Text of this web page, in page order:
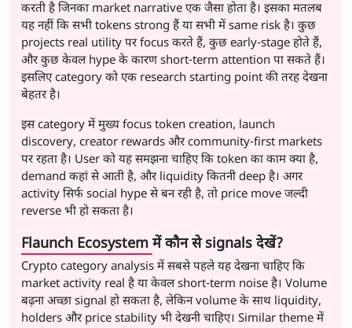
करती है जिनका market narrative एक जैसा होता है। इसका मतलब
यह नहीं कि सभी tokens strong हैं या सभी में same risk है। कुछ
projects real utility पर focus करते हैं, कुछ early-stage होते हैं,
और कुछ केवल hype के कारण short-term attention पा सकते हैं।
इसलिए category को एक research starting point की तरह देखना
बेहतर है।
इस category में मुख्य focus token creation, launch
discovery, creator rewards और community-first markets
पर रहता है। User को यह समझना चाहिए कि token का काम क्या है,
demand कहां से आती है, और liquidity कितनी deep है। अगर
activity सिर्फ social hype से बन रही है, तो price move जल्दी
reverse भी हो सकता है।
Flaunch Ecosystem में कौन से signals देखें?
Crypto category analysis में सबसे पहले यह देखना चाहिए कि
market activity real है या केवल short-term noise है। Volume
बढ़ना अच्छा signal हो सकता है, लेकिन volume के साथ liquidity,
holders और price stability भी देखनी चाहिए। Similar theme में